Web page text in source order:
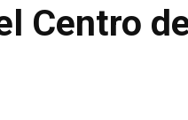
Centro